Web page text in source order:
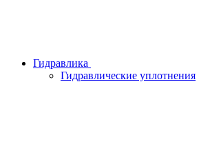
Гидравлика
Гидравлические уплотнения